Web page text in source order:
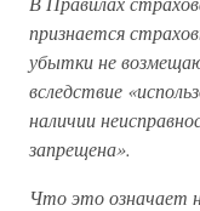
признается
убытки не
вследствие
наличии
запрещена».
Что это означает